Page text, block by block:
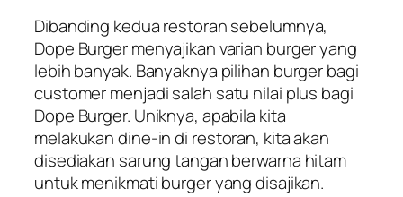
Dibanding kedua restoran sebelumnya,
Dope Burger menyajikan varian burger yang
lebih banyak. Banyaknya pilihan burger bagi
customermenjadi salah satu nilai plus bagi
Dope Burger. Uniknya, apabila kita
melakukandine-indi restoran, kita akan
disediakan sarung tangan berwarna hitam
untuk menikmati burger yang disajikan.